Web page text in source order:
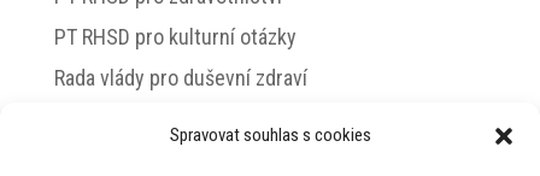
Spravovat souhlas s cookies
PT RHSD pro kulturní otázky
Rada vlády pro duševní zdraví